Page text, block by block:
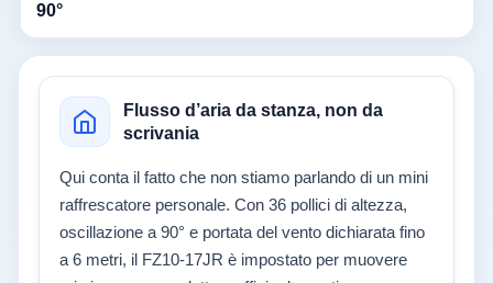
90°
Flusso d’aria da stanza, non da
scrivania
Qui conta il fatto che non stiamo parlando di un mini
raffrescatore personale. Con 36 pollici di altezza,
oscillazione a 90° e portata del vento dichiarata fino
a 6 metri, il FZ10-17JR è impostato per muovere